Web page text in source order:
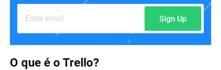
Sign Up
O que é o Trello?